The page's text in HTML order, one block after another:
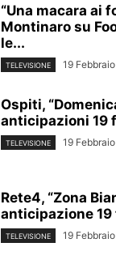
“Una macara ai
Montinaro su
le...
TELEVISIONE 19
Ospiti,
anticipazioni 19
TELEVISIONE 19
Rete4, “Zona
anticipazione
TELEVISIONE 19